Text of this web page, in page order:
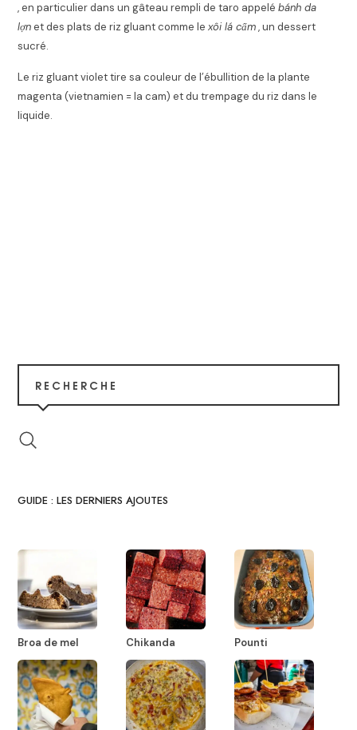
, en particulier dans un gâteau rempli de taro appelébánh da
lợnet des plats de riz gluant comme lexôi lá cẩm, un dessert
sucré.
Le riz gluant violet tire sa couleur de l’ébullition de la plante
magenta (vietnamien = la cam) et du trempage du riz dans le
liquide.
RECHERCHE
GUIDE : LES DERNIERS AJOUTES
Broa de mel Chikanda Pounti